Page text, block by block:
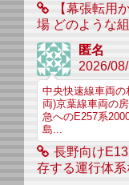
【幕張転用
場 どのような
匿名
2026/
中央快速線車両の
両)京葉線車両の
急へのE257系
島...
長野向け
存する運行体